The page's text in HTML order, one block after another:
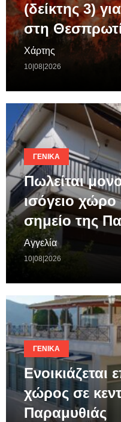
(δείκτης 3)
στη
Χάρτης
10|08|2026
ΓΕΝΙΚΆ
Πωλείται
ισόγειο
σημείο της
Αγγελία
10|08|2026
ΓΕΝΙΚΆ
Ενοικιάζεται
χώρος σε
Παραμυθιάς